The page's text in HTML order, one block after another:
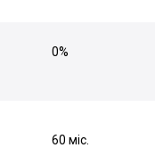
0%
60 міс.